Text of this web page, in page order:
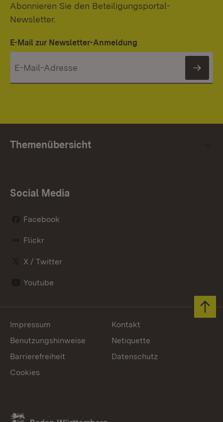
Abonnieren Sie den Beteiligungsportal-
Newsletter.
E-Mail zur Newsletter-Anmeldung
Themenübersicht
Social Media
Facebook
Flickr
X / Twitter
Youtube
Impressum
Kontakt
Benutzungshinweise
Netiquette
Barrierefreiheit
Datenschutz
Cookies